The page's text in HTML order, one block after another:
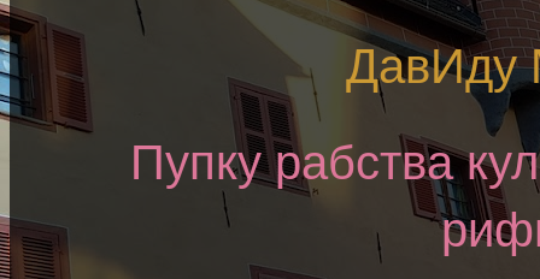
ДавИдy
Пупку рабства